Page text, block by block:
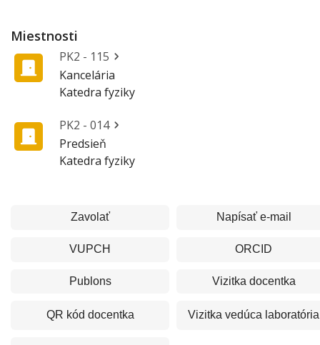
Miestnosti
PK2 - 115
Kancelária
Katedra fyziky
PK2 - 014
Predsieň
Katedra fyziky
Zavolať Napísať e-mail
VUPCH ORCID
Publons Vizitka docentka
QR kód docentka Vizitka vedúca laboratória